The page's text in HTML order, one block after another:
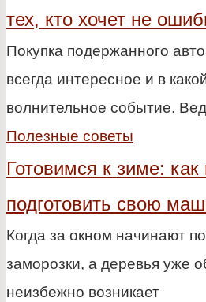
тех, кто хочет не
Покупка подержанного
всегда интересное и в
волнительное событие.
Полезные советы
Готовимся к зиме:
подготовить свою
Когда за окном начинают
заморозки, а деревья уже
неизбежно возникает